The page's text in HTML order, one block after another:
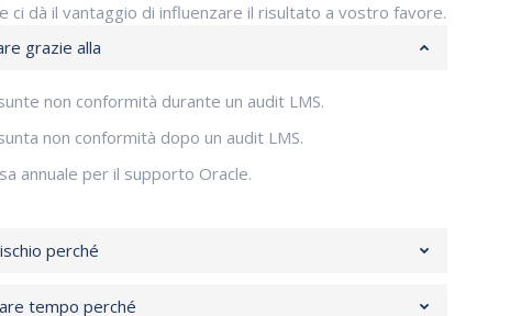
ci dà il vantaggio di influenzare il risultato a vostro favore.
grazie alla
non conformità durante un audit LMS.
non conformità dopo un audit LMS.
annuale per il supporto Oracle.
perché
tempo perché